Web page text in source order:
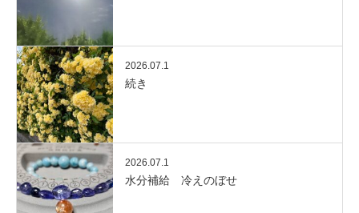
2026.07.1
続き
2026.07.1
水分補給 冷えのぼせ